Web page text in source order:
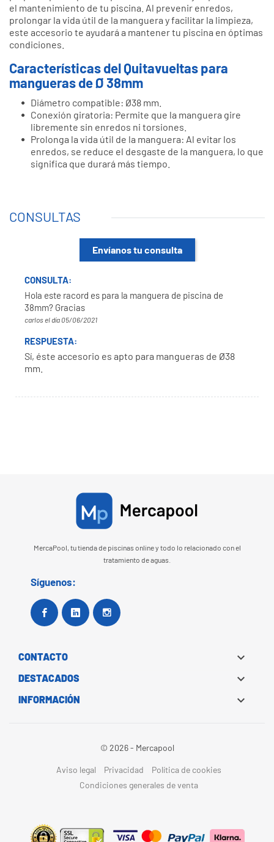
el mantenimiento de tu piscina. Al prevenir enredos,
prolongar la vida útil de la manguera y facilitar la limpieza,
este accesorio te ayudará a mantener tu piscina en óptimas
condiciones.
Características del Quitavueltas para
mangueras de Ø 38mm
Diámetro compatible: Ø38 mm.
Conexión giratoria: Permite que la manguera gire
libremente sin enredos ni torsiones.
Prolonga la vida útil de la manguera: Al evitar los
enredos, se reduce el desgaste de la manguera, lo que
significa que durará más tiempo.
CONSULTAS
Envíanos tu consulta
CONSULTA:
Hola este racord es para la manguera de piscina de
38mm? Gracias
carlos el día 05/06/2021
RESPUESTA:
Sí, éste accesorio es apto para mangueras de Ø38
mm.
MercaPool, tu tienda de piscinas online y todo lo relacionado con el
tratamiento de aguas.
Síguenos:
Facebook Google+
CONTACTO 
DESTACADOS 
INFORMACIÓN 
© 2026 - Mercapool
Aviso legal Privacidad
Política de cookies
Condiciones generales de venta